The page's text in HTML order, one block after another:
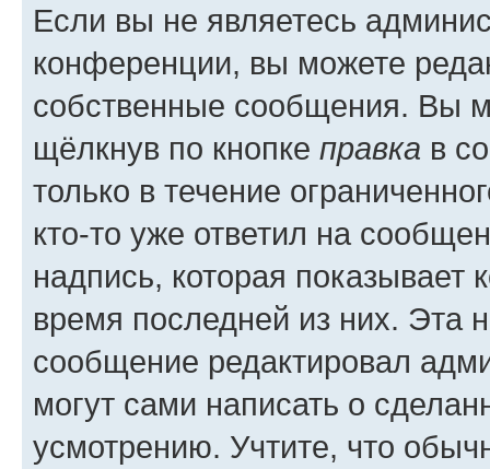
Если вы не являетесь
конференции, вы можете
собственные сообщения. Вы
щёлкнув по кнопке правка в
только в течение
кто-то уже ответил на
надпись, которая показывает
время последней из них. Эта
сообщение редактировал
могут сами написать о
усмотрению. Учтите, что